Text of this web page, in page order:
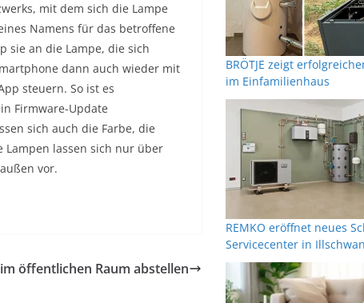
mit dem sich die Lampe
Namens für das betroffene
sie an die Lampe, die sich
dann auch wieder mit
steuern. So ist es
Firmware-Update
sich auch die Farbe, die
Lampen lassen sich nur über
vor.
öffentlichen Raum abstellen
BRÖTJE zeigt
im Einfamilienhaus
REMKO eröffnet neues
Servicecenter in